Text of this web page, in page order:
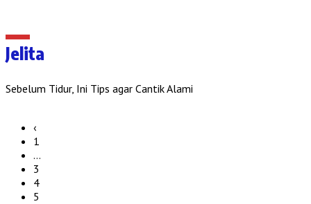
Jelita
Sebelum Tidur, Ini Tips agar Cantik Alami
‹
1
…
3
4
5